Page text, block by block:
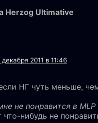
Herzog Ultimative
декабря 2011 в 11:46
НГ чуть меньше,
не понравится в MLP
нибудь не